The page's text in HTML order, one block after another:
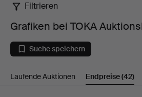
Grafiken
bei
TOKA
Auktionshus
Filtrieren
Grafiken bei TOKA
Suche speichern
Laufende Auktionen Endpreise(42)